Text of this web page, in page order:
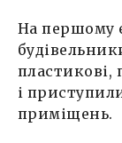
На першому
пластикові,
і
приміщень.